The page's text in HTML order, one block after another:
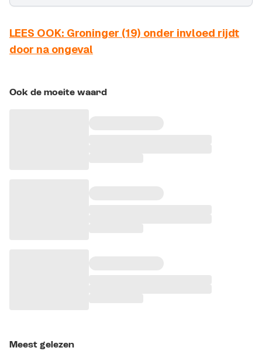
LEES OOK: Groninger (19) onder invloed rijdt
door na ongeval
Ook de moeite waard
Meest gelezen